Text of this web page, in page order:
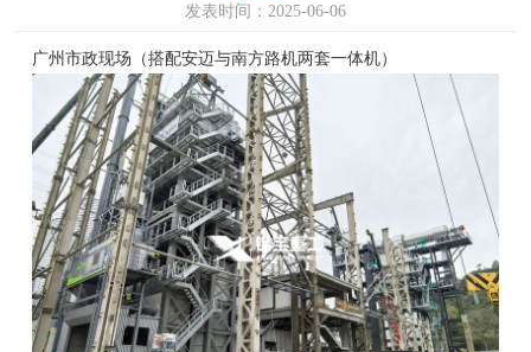
发表时间：2025-06-06
广州市政现场（搭配安迈与南方路机两套一体机）